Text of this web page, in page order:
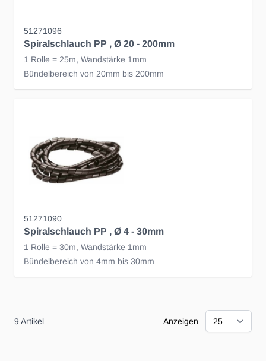
51271096
Spiralschlauch PP , Ø 20 - 200mm
1 Rolle = 25m, Wandstärke 1mm
Bündelbereich von 20mm bis 200mm
51271090
Spiralschlauch PP , Ø 4 - 30mm
1 Rolle = 30m, Wandstärke 1mm
Bündelbereich von 4mm bis 30mm
9 Artikel Anzeigen